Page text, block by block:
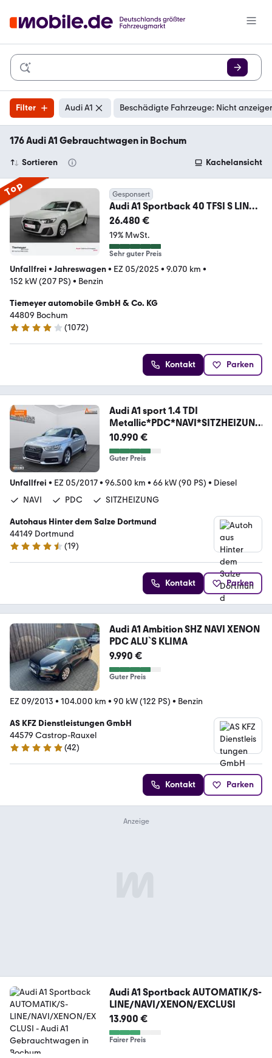
Filter Audi A1 Beschädigte Fahrzeuge: Nicht
176 Audi A1 Gebrauchtwagen in Bochum
Sortieren Kachelansicht
Top Gesponsert
Audi A1 Sportback 40 TFSI S LINE
LM17 SITZHZG PDC+ AU
26.480 €
19% MwSt.
Sehr guter Preis
Unfallfrei • Jahreswagen• EZ 05/2025 • 9.070 km •
152 kW (207 PS) • Benzin
Tiemeyer automobile GmbH & Co. KG
44809 Bochum
4.2 Sterne
(1072)
Kontakt Parken
Audi A1 sport 1.4 TDI
Metallic*PDC*NAVI*SITZHEIZUNG
*
10.990 €
Guter Preis
Unfallfrei • EZ 05/2017• 96.500 km • 66 kW (90 PS) • Diesel
NAVI
PDC SITZHEIZUNG
Autohaus Hinter dem Salze Dortmund
44149 Dortmund
4.4 Sterne
(19)
Kontakt Parken
Audi A1 Ambition SHZ NAVI XENON
PDC ALU`S KLIMA
9.990 €
Guter Preis
EZ 09/2013 • 104.000 km • 90 kW (122 PS) • Benzin
AS KFZ Dienstleistungen GmbH
44579 Castrop-Rauxel
5 Sterne
(42)
Kontakt Parken
Audi A1 Sportback AUTOMATIK/S-
LINE/NAVI/XENON/EXCLUSI
13.900 €
Fairer Preis